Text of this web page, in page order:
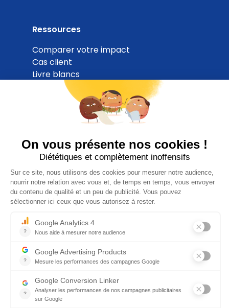
Ressources
Comparer votre impact
Cas client
Livre blancs
ESG Navigator
ESG Budget Checker
A propos
Demander une démo
Nous rejoindre
Nous contacter
Page presse
Inscrivez-vous
Recevez l’actualité RSE, nos astuces et tous nos
conseils pour améliorer votre impact !